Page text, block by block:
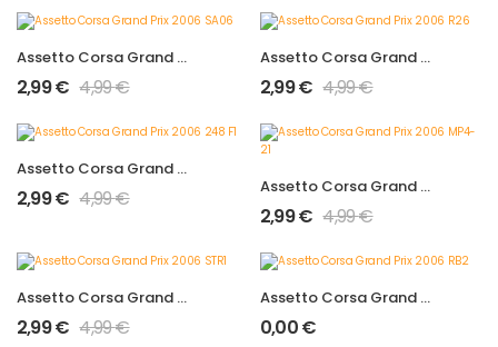
Assetto Corsa Grand Prix 2006 SA06
2,99€ 4,99€
Assetto Corsa Grand Prix 2006 R26
2,99€ 4,99€
Assetto Corsa Grand Prix 2006 248 F1
2,99€ 4,99€ Assetto Corsa Grand Prix 2006 MP4-21
2,99€ 4,99€
Assetto Corsa Grand Prix 2006 STR1
2,99€ 4,99€
Assetto Corsa Grand Prix 2006 RB2
0,00€